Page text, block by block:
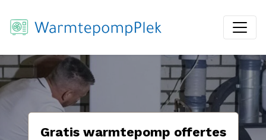
Gratis warmtepomp offertes